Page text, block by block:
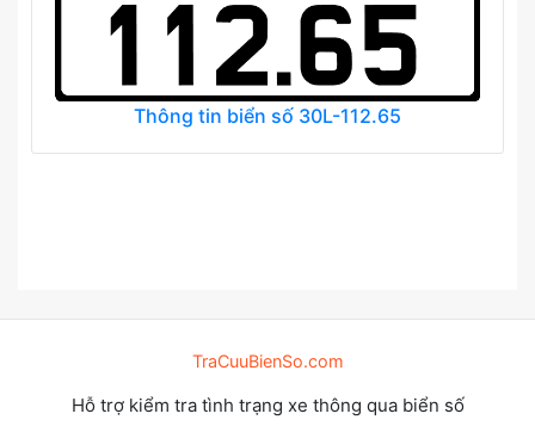
Thông tin biển số 30L-112.65
TraCuuBienSo.com
Hỗ trợ kiểm tra tình trạng xe thông qua biển số